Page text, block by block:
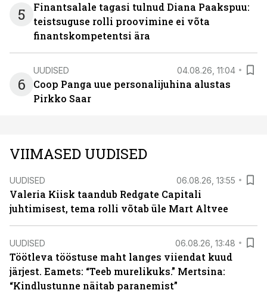
5
Finantsalale tagasi tulnud Diana Paakspuu:
teistsuguse rolli proovimine ei võta
finantskompetentsi ära
6
UUDISED 04.08.26, 11:04
Coop Panga uue personalijuhina alustas
Pirkko Saar
VIIMASED UUDISED
UUDISED 06.08.26, 13:55
Valeria Kiisk taandub Redgate Capitali
juhtimisest, tema rolli võtab üle Mart Altvee
UUDISED 06.08.26, 13:48
Töötleva tööstuse maht langes viiendat kuud
järjest. Eamets: “Teeb murelikuks.” Mertsina:
“Kindlustunne näitab paranemist”